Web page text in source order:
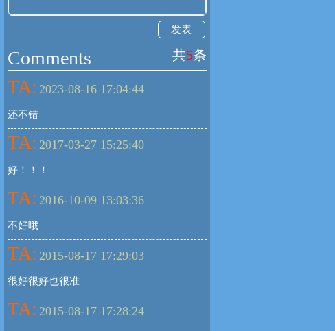
发表
Comments 共5条
TA: 2023-08-16 17:04:44
还不错
TA: 2017-03-27 15:25:40
好！！！
TA: 2016-10-09 13:03:36
不好哦
TA: 2015-08-17 17:29:03
很好很好也很准
TA: 2015-08-17 17:28:24